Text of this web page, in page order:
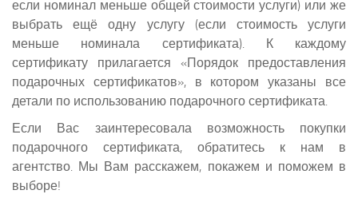
если номинал меньше общей стоимости услуги) или же
выбрать ещё одну услугу (если стоимость услуги
меньше номинала сертификата). К каждому
сертификату прилагается «Порядок предоставления
подарочных сертификатов», в котором указаны все
детали по использованию подарочного сертификата.
Если Вас заинтересовала возможность покупки
подарочного сертификата, обратитесь к нам в
агентство. Мы Вам расскажем, покажем и поможем в
выборе!